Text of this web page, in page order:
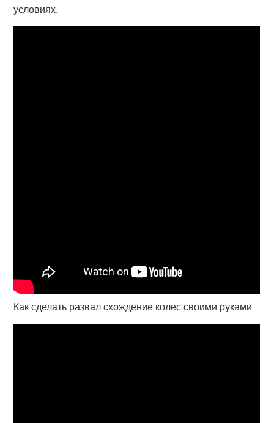
условиях.
Как сделать развал схождение колес своими руками